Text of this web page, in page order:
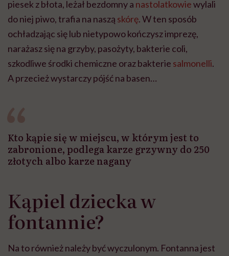
piesek z błota, leżał bezdomny a nastolatkowiewylali
do niej piwo, trafia na naszą skórę. W ten sposób
ochładzając się lub nietypowo kończysz imprezę,
narażasz się na grzyby, pasożyty, bakterie coli,
szkodliwe środki chemiczne oraz bakterie salmonelli.
A przecież wystarczy pójść na basen…
Kto kąpie się w miejscu, w którym jest to
zabronione, podlega karze grzywny do 250
złotych albo karze nagany
Kąpiel dziecka w
fontannie?
Na to również należy być wyczulonym. Fontanna jest